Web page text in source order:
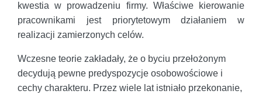
kwestia w prowadzeniu firmy. Właściwe kierowanie
pracownikami jest priorytetowym działaniem w
realizacji zamierzonych celów.
Wczesne teorie zakładały, że o byciu przełożonym
decydują pewne predyspozycje osobowościowe i
cechy charakteru. Przez wiele lat istniało przekonanie,